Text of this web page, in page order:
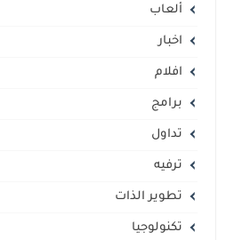
ألعاب
اخبار
افلام
برامج
تداول
ترفيه
تطوير الذات
تكنولوجيا